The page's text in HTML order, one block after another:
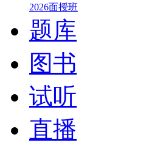
2026面授班
题库
图书
试听
直播